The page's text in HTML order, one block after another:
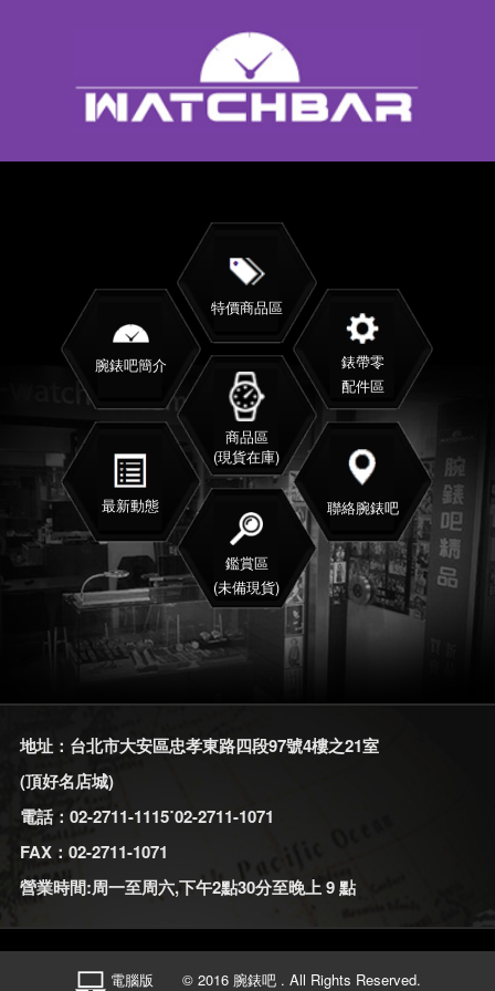
商品區
(現貨在庫)
特價商品區
錶帶零
配件區
聯絡腕錶吧
鑑賞區
(未備現貨)
最新動態
腕錶吧簡介
地址：台北市大安區忠孝東路四段97號4樓之21室
(頂好名店城)
電話：02-2711-1115˙02-2711-1071
FAX：02-2711-1071
營業時間:周一至周六,下午2點30分至晚上 9 點
電腦版 © 2016 腕錶吧 . All Rights Reserved.